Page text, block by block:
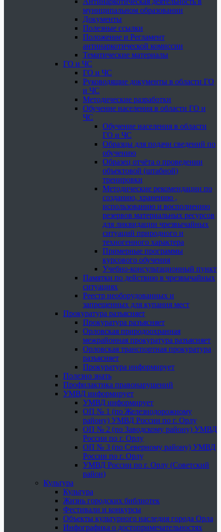
муниципальном образовании
Документы
Полезные ссылки
Положение и Регламент
антинаркотической комиссии
Тематические материалы
ГО и ЧС
ГО и ЧС
Руководящие документы в области ГО
и ЧС
Методические разработки
Обучение населения в области ГО и
ЧС
Обучение населения в области
ГО и ЧС
Образцы для подачи сведений по
обучению
Образец отчёта о проведении
объектовой (штабной)
тренировки
Методические рекомендации по
созданию, хранению ,
использованию и восполнению
резервов материальных ресурсов
для ликвидации чрезвычайных
ситуаций природного и
техногенного характера
Примерные программы
курсового обучения
Учебно-консультационный пункт
Памятки по действию в чрезвычайных
ситуациях
Реестр необорудованных и
запрещенных для купания мест
Прокуратура разъясняет
Прокуратура разъясняет
Орловская природоохранная
межрайонная прокуратура разъясняет
Орловская транспортная прокуратура
разъясняет
Прокуратура информирует
Полезно знать
Профилактика правонарушений
УМВД информирует
УМВД информирует
ОП № 1 (по Железнодорожному
району) УМВД России по г. Орлу
ОП № 2 (по Заводскому району) УМВД
России по г. Орлу
ОП № 3 (по Северному району) УМВД
России по г. Орлу
УМВД России по г. Орлу (Советский
район)
Культура
Культура
Жизнь городских библиотек
Фестивали и конкурсы
Объекты культурного наследия города Орла
Инфографика о достопримечательностях